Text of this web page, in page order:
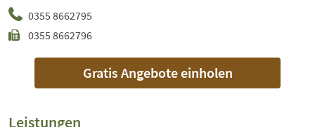
0355 8662795
0355 8662796
Gratis Angebote einholen
Leistungen